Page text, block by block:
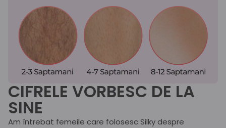
CIFRELE VORBESC DE LA
SINE
Am întrebat femeile care folosesc Silky despre